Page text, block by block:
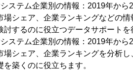
ステム企業別の情報：2019年か
場シェア、企業ランキングなどの
するのに役立つデータサポートを
ステム企業別の情報：2019年か
場シェア、企業ランキングを分析
築くのに役立ちます。